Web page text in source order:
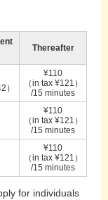
Thereafter
）
¥110
（in tax ¥121）
/15 minutes
¥110
（in tax ¥121）
/15 minutes
¥110
（in tax ¥121）
/15 minutes
for individuals